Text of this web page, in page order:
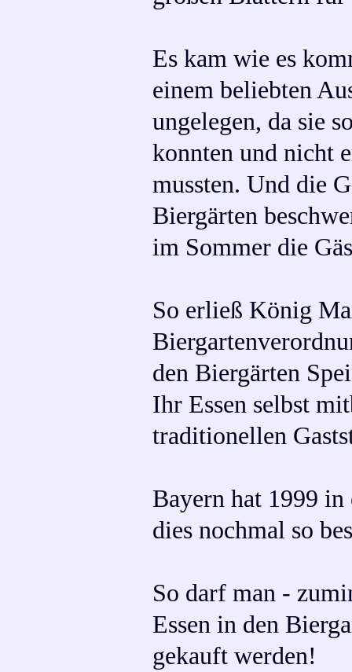
Es kam wie es
einem beliebten
ungelegen, da sie
konnten und nicht
mussten. Und die
Biergärten
im Sommer die
So erließ König
den Biergärten
Ihr Essen selbst
traditionellen
Bayern hat 1999
dies nochmal so
So darf man -
Essen in den
gekauft werden!